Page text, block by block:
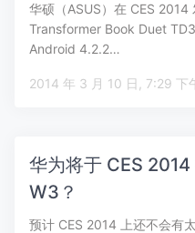
华硕（ASUS）在 CES 2014
Transformer Book Duet
Android 4.2.2…
2014 年 3 月 10 日, 7:29
华为将于 CES
W3？
预计 CES 2014 上还不会有